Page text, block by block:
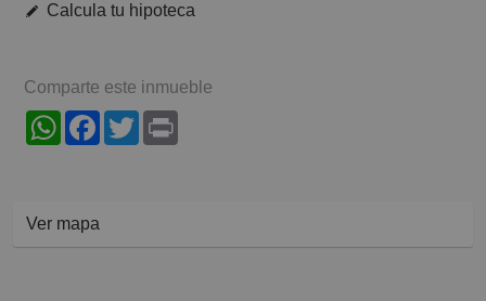
Calcula tu hipoteca
Comparte este inmueble
WhatsAppFacebook
Twitter
Ver mapa